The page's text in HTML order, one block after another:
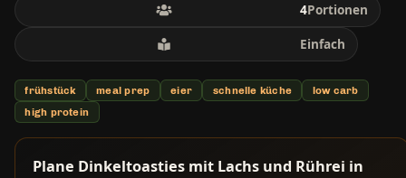
4Portionen
Einfach
frühstück meal prep eier schnelle küche
low carb
high protein
Plane Dinkeltoasties mit Lachs und Rührei in